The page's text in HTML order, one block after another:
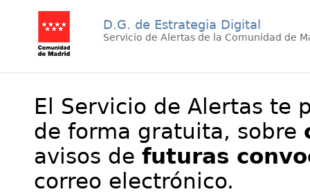
D.G. de Estrategia Digital
Servicio de Alertas de la Comunidad de
El Servicio de Alertas te
de forma gratuita, sobre
avisos de futuras
correo electrónico.